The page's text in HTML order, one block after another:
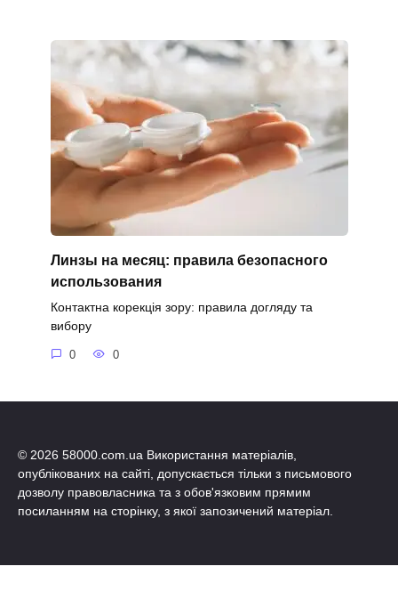
Линзы на месяц: правила безопасного
использования
Контактна корекція зору: правила догляду та
вибору
0 0
© 2026 58000.com.ua Використання матеріалів,
опублікованих на сайті, допускається тільки з письмового
дозволу правовласника та з обов'язковим прямим
посиланням на сторінку, з якої запозичений матеріал.